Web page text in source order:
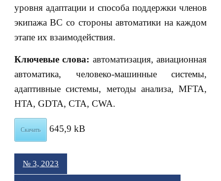
уровня адаптации и способа поддержки членов
экипажа ВС со стороны автоматики на каждом
этапе их взаимодействия.
Ключевые слова: автоматизация, авиационная
автоматика, человеко-машинные системы,
адаптивные системы, методы анализа, MFTA,
HTA, GDTA, CTA, CWA.
Скачать 645,9 kB
№ 3, 2023